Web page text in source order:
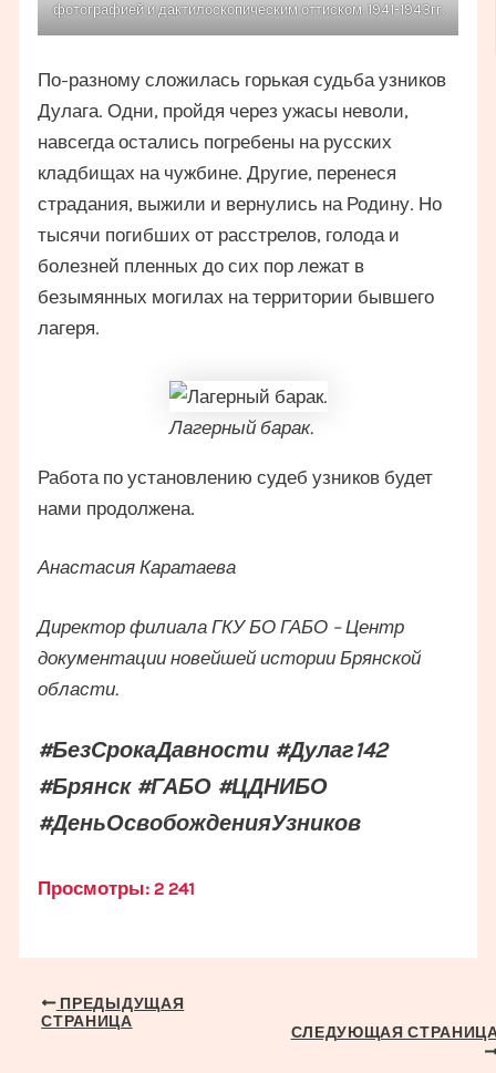
фотографией и дактилоскопическим оттиском. 1941-1943гг.
По-разному сложилась горькая судьба узников
Дулага. Одни, пройдя через ужасы неволи,
навсегда остались погребены на русских
кладбищах на чужбине. Другие, перенеся
страдания, выжили и вернулись на Родину. Но
тысячи погибших от расстрелов, голода и
болезней пленных до сих пор лежат в
безымянных могилах на территории бывшего
лагеря.
Лагерный барак.
Работа по установлению судеб узников будет
нами продолжена.
Анастасия Каратаева
Директор филиала ГКУ БО ГАБО – Центр
документации новейшей истории Брянской
области.
#БезСрокаДавности #Дулаг142
#Брянск #ГАБО #ЦДНИБО
#ДеньОсвобожденияУзников
Просмотры: 2 241
Навигация
ПРЕДЫДУЩАЯ
СТРАНИЦА
СЛЕДУЮЩАЯ